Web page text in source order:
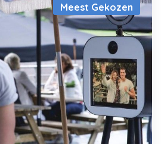
Meest Gekozen